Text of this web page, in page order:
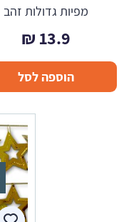
מפיות גדולות זהב
13.9
₪
הוספה לסל